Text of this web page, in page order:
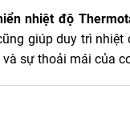
nhiệt độ
giúp duy trì
sự thoải mái của